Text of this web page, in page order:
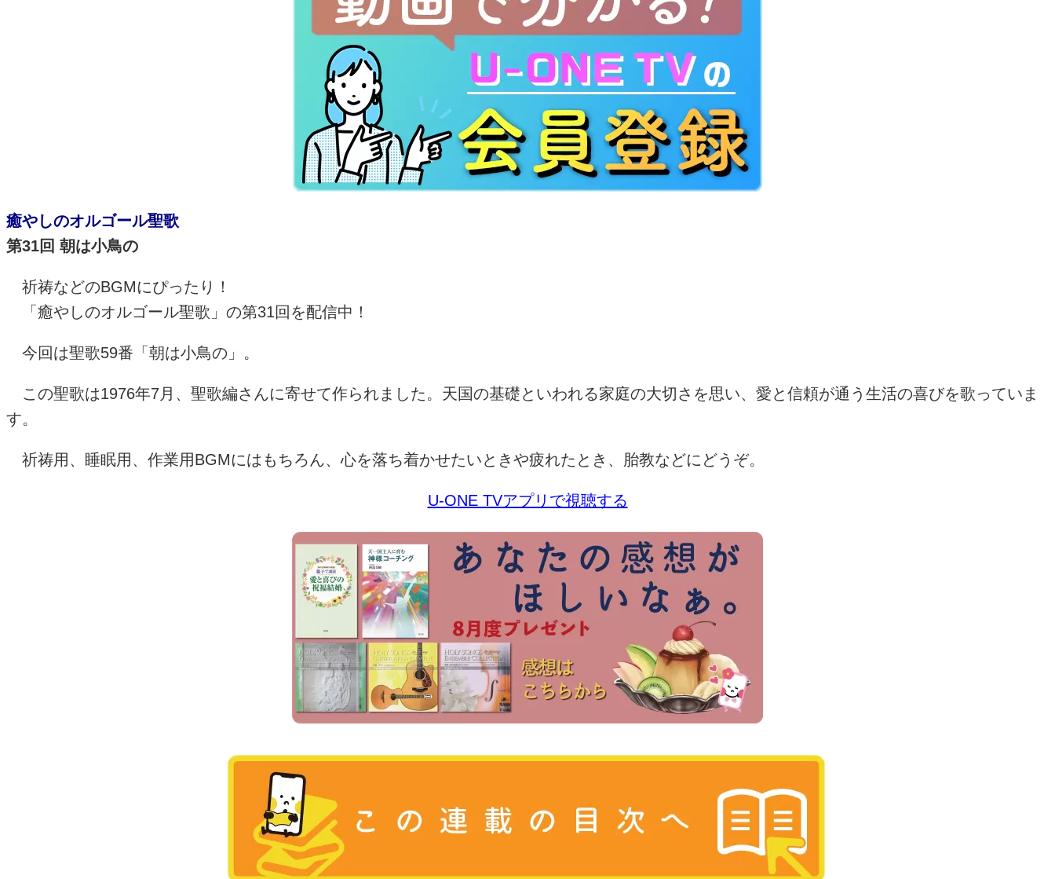
癒やしのオルゴール聖歌
第31回 朝は小鳥の
祈祷などのBGMにぴったり！
「癒やしのオルゴール聖歌」の第31回を配信中！
今回は聖歌59番「朝は小鳥の」。
この聖歌は1976年7月、聖歌編さんに寄せて作られました。天国の基礎といわれる家庭の大切さを思い、愛と信頼が通う生活の喜びを歌っていま
す。
祈祷用、睡眠用、作業用BGMにはもちろん、心を落ち着かせたいときや疲れたとき、胎教などにどうぞ。
U-ONE TVアプリで視聴する